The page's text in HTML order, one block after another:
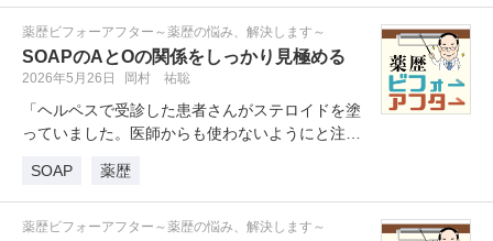
薬歴ビフォーアフター～薬歴の悩み、解決します～
SOAPのAとOの関係をしっかり見極める
2026年5月26日 岡村 祐聡
「ヘルペスで受診した患者さんがステロイドを塗
っていました。医師からも使わないようにと注意
SOAP
薬歴
薬歴ビフォーアフター～薬歴の悩み、解決します～